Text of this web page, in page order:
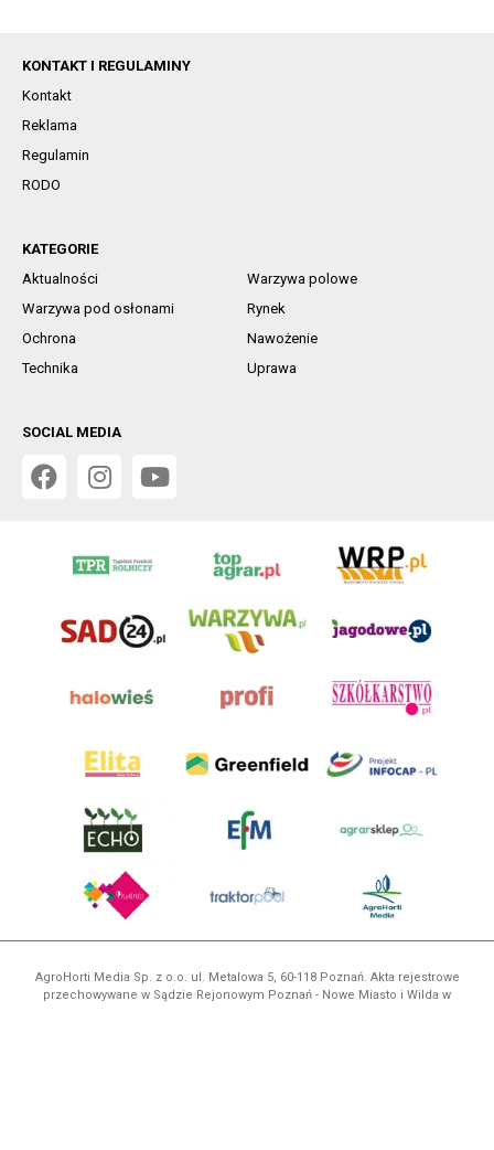
KONTAKT I REGULAMINY
Kontakt
Reklama
Regulamin
RODO
KATEGORIE
Aktualności
Warzywa polowe
Warzywa pod osłonami
Rynek
Ochrona
Nawożenie
Technika
Uprawa
SOCIAL MEDIA
AgroHorti Media Sp. z o.o. ul. Metalowa 5, 60-118 Poznań. Akta rejestrowe
przechowywane w Sądzie Rejonowym Poznań - Nowe Miasto i Wilda w